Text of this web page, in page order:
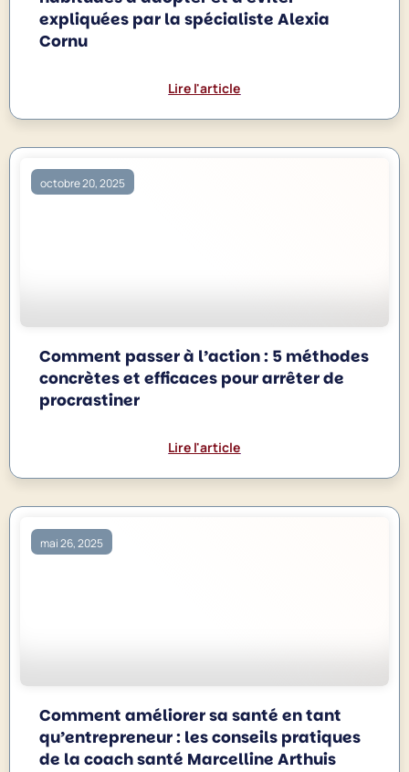
expliquées par la spécialiste Alexia
Cornu
Lire l'article
octobre 20, 2025
Comment passer à l’action : 5 méthodes
concrètes et efficaces pour arrêter de
procrastiner
Lire l'article
mai 26, 2025
Comment améliorer sa santé en tant
qu’entrepreneur : les conseils pratiques
de la coach santé Marcelline Arthuis